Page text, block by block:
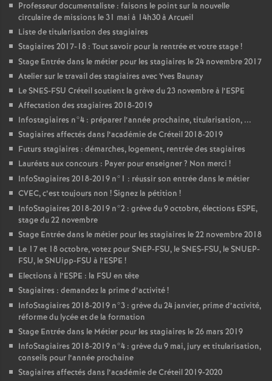
Professeur documentaliste : faisons le point sur la nouvelle
circulaire de missions le 31 mai à 14h30 à Arcueil
Liste de titularisation des stagiaires
Stagiaires 2017-18 : Tout savoir pour la rentrée et votre stage!
Stage Entrée dans le métier pour les stagiaires le 24 novembre 2017
Atelier sur le travail des stagiaires avec Yves Baunay
LeSNES-FSU Créteil soutient la grève du 23 novembre à l’ESPE
Affectation des stagiaires 2018-2019
Infostagiaires n°4 : préparer l’année prochaine, titularisation, ...
Stagiaires affectés dans l’académie de Créteil 2018-2019
Futurs stagiaires : démarches, logement, rentrée des stagiaires
Lauréats aux concours : Payer pour enseigner? Non merci !
InfoStagiaires 2018-2019 n°1 : réussir son entrée dans le métier
CVEC, c’est toujours non ! Signez la pétition !
InfoStagiaires 2018-2019 n°2 : grève du 9 octobre, élections ESPE,
stage du 22 novembre
Stage Entrée dans le métier pour les stagiaires le 22 novembre 2018
Le 17 et 18 octobre, votez pourSNEP-FSU, leSNES-FSU, leSNUEP-
FSU, le SNUipp-FSU à l’ESPE !
Elections à l’ESPE : la FSU en tête
Stagiaires : demandez la prime d’activité!
InfoStagiaires 2018-2019 n°3 : grève du 24 janvier, prime d’activité,
réforme du lycée et de la formation
Stage Entrée dans le Métier pour les stagiaires le 26 mars 2019
InfoStagiaires 2018-2019 n°4 : grève du 9 mai, jury et titularisation,
conseils pour l’année prochaine
Stagiaires affectés dans l’académie de Créteil 2019-2020